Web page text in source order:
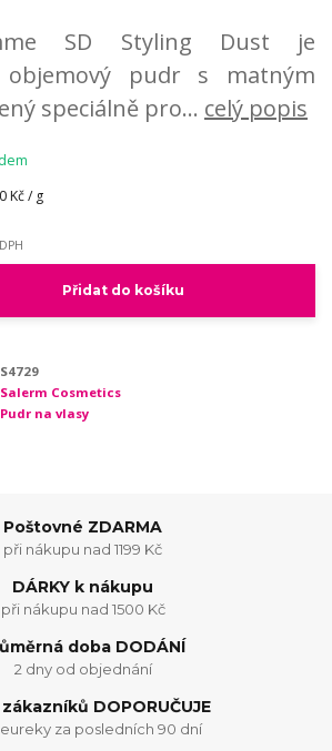
SD Styling Dust je
objemový pudr s matným
speciálně pro... celý popis
Kč / g
Přidat do košíku
S4729
Salerm Cosmetics
Pudr na vlasy
Poštovné ZDARMA
při nákupu nad 1199 Kč
DÁRKY k nákupu
při nákupu nad 1500 Kč
doba DODÁNÍ
2 dny od objednání
zákazníků DOPORUČUJE
za posledních 90 dní